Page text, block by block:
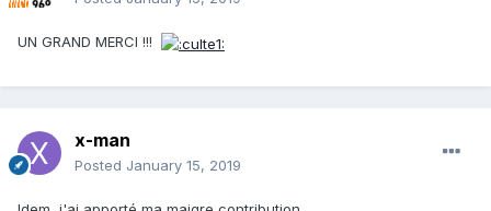
UN GRAND MERCI !!!
x-man
Posted January 15, 2019